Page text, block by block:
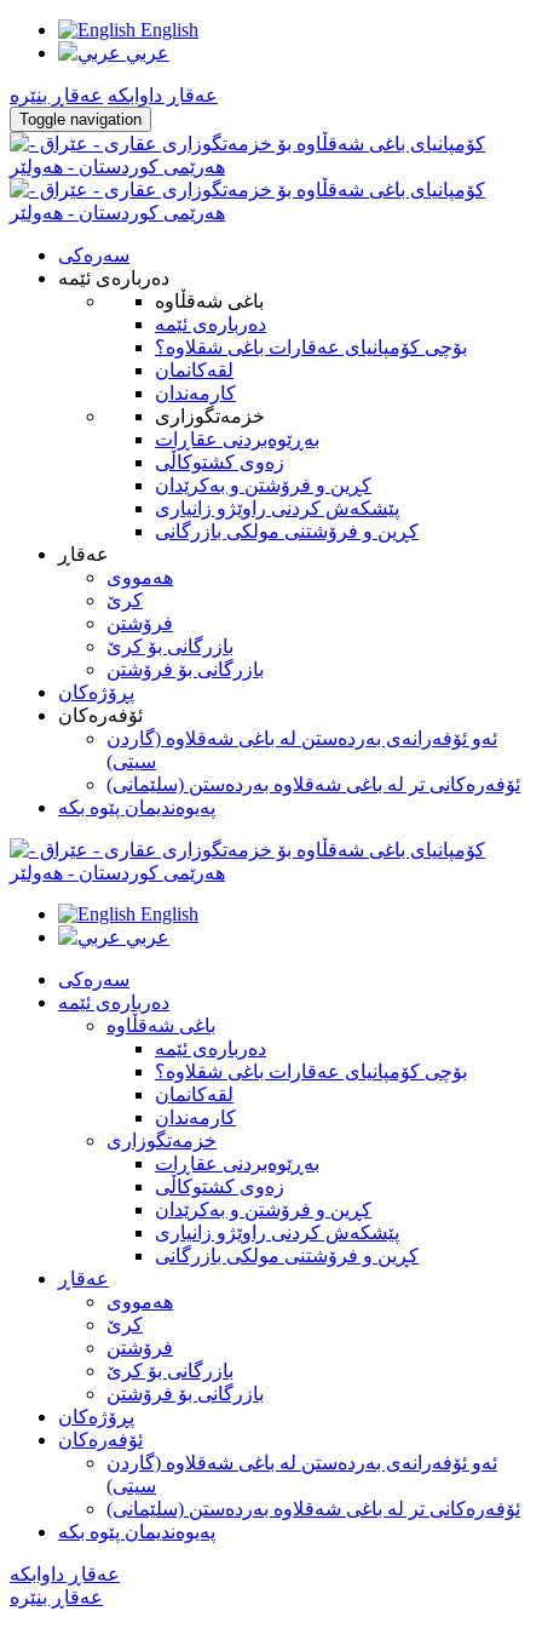
English
عربي
عه‌قاڕ داوابكه عه‌قاڕ بنێره
Toggle navigation
سه‌ره‌کی
ده‌رباره‌ی ئێمه
باغی شەقڵاوە
ده‌رباره‌ی ئێمه
بۆچى كۆمپانياى عەقارات باغی شقلاوە؟
لقه‌كانمان
كارمه‌ندان
خزمه‌تگوزاری
بەڕێوەبردنی عقاڕات
زەوی کشتوکاڵی
كڕين و فرۆشتن و به‌كرێدان
پێشکەش کردنی راوێژو زانیاری
کڕین و فرۆشتنی مولکی بازرگانی
عه‌قاڕ
هه‌مووی
کرێ
فرۆشتن
بازرگانی بۆ كرێ
بازرگانی بۆ فرۆشتن
پڕۆژه‌كان
ئۆفەرەکان
ئەو ئۆفەرانەی بەردەستن لە با‌غی شەقلاوە (گاردن
سیتی)
ئۆفەرەکانی تر لە باغی شەقلاوە بەردەستن (سلێمانی)
په‌یوه‌ندیمان پێوه‌ بکه
English
عربي
سه‌ره‌کی
ده‌رباره‌ی ئێمه
باغی شەقڵاوە
ده‌رباره‌ی ئێمه
بۆچى كۆمپانياى عەقارات باغی شقلاوە؟
لقه‌كانمان
كارمه‌ندان
خزمه‌تگوزاری
بەڕێوەبردنی عقاڕات
زەوی کشتوکاڵی
كڕين و فرۆشتن و به‌كرێدان
پێشکەش کردنی راوێژو زانیاری
کڕین و فرۆشتنی مولکی بازرگانی
عه‌قاڕ
هه‌مووی
کرێ
فرۆشتن
بازرگانی بۆ كرێ
بازرگانی بۆ فرۆشتن
پڕۆژه‌كان
ئۆفەرەکان
ئەو ئۆفەرانەی بەردەستن لە با‌غی شەقلاوە (گاردن
سیتی)
ئۆفەرەکانی تر لە باغی شەقلاوە بەردەستن (سلێمانی)
په‌یوه‌ندیمان پێوه‌ بکه
عه‌قاڕ داوابكه
عه‌قاڕ بنێره